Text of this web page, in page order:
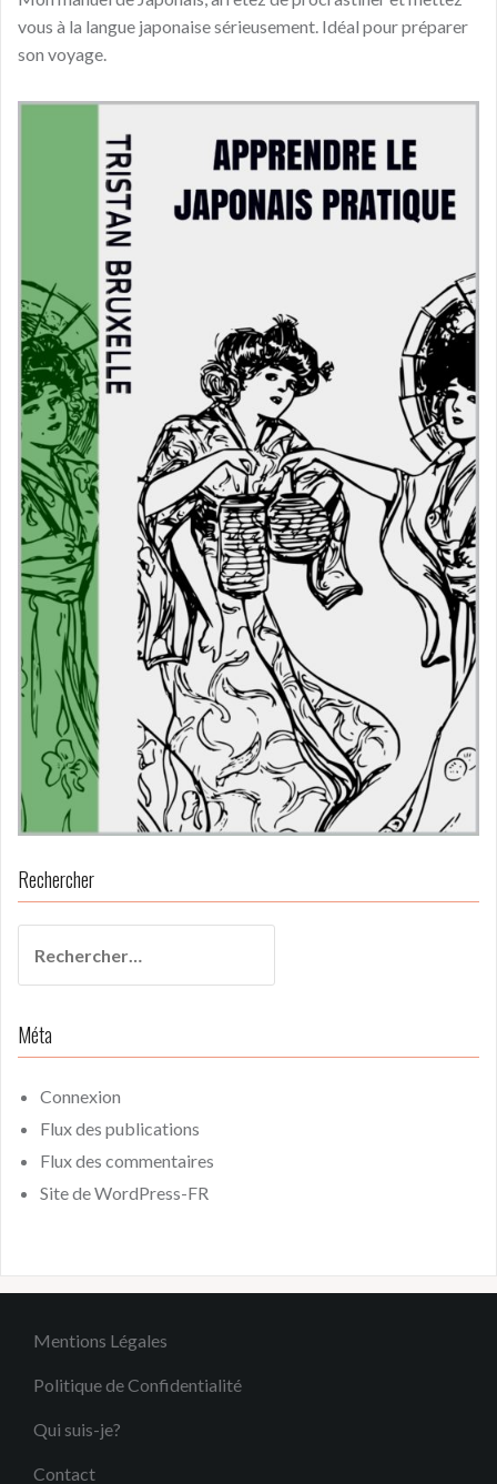
vous à la langue japonaise sérieusement. Idéal pour préparer
son voyage.
Rechercher
Méta
Connexion
Flux des publications
Flux des commentaires
Site de WordPress-FR
Mentions Légales
Politique de Confidentialité
Qui suis-je?
Contact